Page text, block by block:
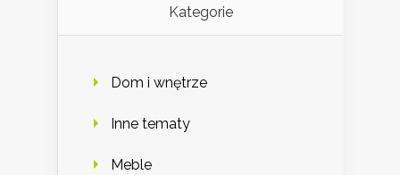
Kategorie
Dom i wnętrze
Inne tematy
Meble